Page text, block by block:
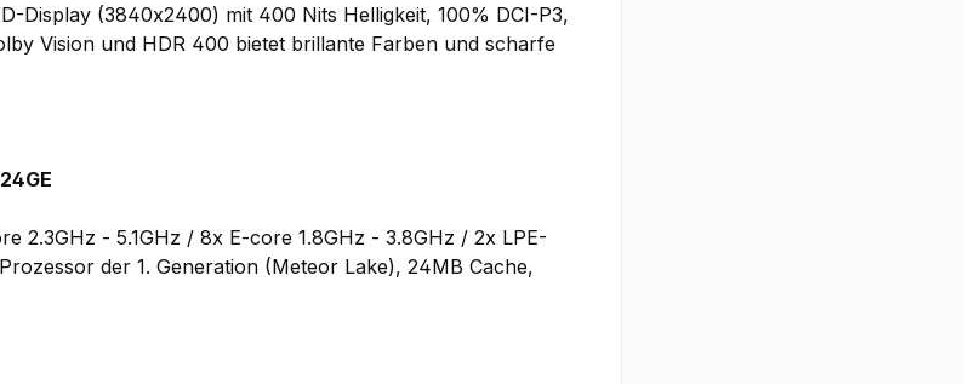
Display (3840x2400) mit 400 Nits Helligkeit, 100% DCI-P3,
Vision und HDR 400 bietet brillante Farben und scharfe
2.3GHz - 5.1GHz / 8x E-core 1.8GHz - 3.8GHz / 2x LPE-
der 1. Generation (Meteor Lake), 24MB Cache,